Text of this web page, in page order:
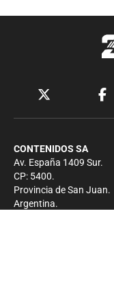
CONTENIDOS SA
Av. España 1409 Sur.
CP: 5400.
Provincia de San Juan.
Argentina.